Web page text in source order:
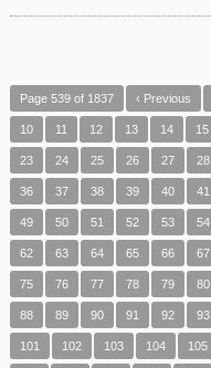
Page 539 of 1837 ‹ Previous
10 11 12 13 14 15
23 24 25 26 27 28
36 37 38 39 40 41
49 50 51 52 53 54
62 63 64 65 66 67
75 76 77 78 79 80
88 89 90 91 92 93
101 102 103 104 105